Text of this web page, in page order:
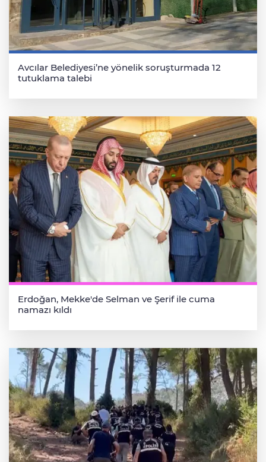
Avcılar Belediyesi’ne yönelik soruşturmada 12
tutuklama talebi
Erdoğan, Mekke'de Selman ve Şerif ile cuma
namazı kıldı